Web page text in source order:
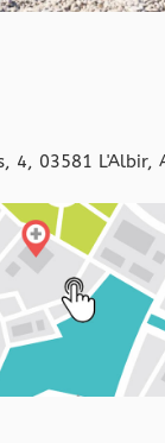
4, 03581 L'Albir,